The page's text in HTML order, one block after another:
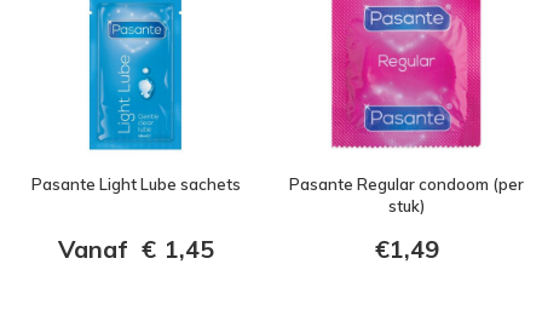
Pasante Light Lube sachets
Vanaf € 1,45
Pasante Regular condoom (per
stuk)
€1,49